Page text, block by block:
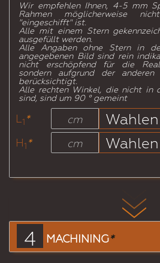
Wir empfehlen Ihnen, 4-5 mm
Rahmen möglicherweise
"eingeschifft" ist.
Alle mit einem Stern
ausgefüllt werden.
Alle Angaben ohne Stern in
angegebenen Bild sind rein
nicht erschöpfend für die
sondern aufgrund der anderen
berücksichtigt.
Alle rechten Winkel, die nicht in
sind, sind um 90 ° gemeint
L1 *
cm
H1 * cm
4 MACHINING*